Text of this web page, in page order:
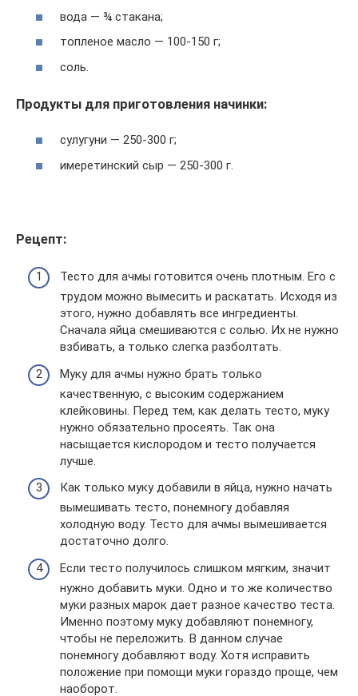
вода — ¾ стакана;
топленое масло — 100-150 г;
соль.
Продукты для приготовления начинки:
сулугуни — 250-300 г;
имеретинский сыр — 250-300 г.
Рецепт:
Тесто для ачмы готовится очень плотным. Его с
трудом можно вымесить и раскатать. Исходя из
этого, нужно добавлять все ингредиенты.
Сначала яйца смешиваются с солью. Их не нужно
взбивать, а только слегка разболтать.
Муку для ачмы нужно брать только
качественную, с высоким содержанием
клейковины. Перед тем, как делать тесто, муку
нужно обязательно просеять. Так она
насыщается кислородом и тесто получается
лучше.
Как только муку добавили в яйца, нужно начать
вымешивать тесто, понемногу добавляя
холодную воду. Тесто для ачмы вымешивается
достаточно долго.
Если тесто получилось слишком мягким, значит
нужно добавить муки. Одно и то же количество
муки разных марок дает разное качество теста.
Именно поэтому муку добавляют понемногу,
чтобы не переложить. В данном случае
понемногу добавляют воду. Хотя исправить
положение при помощи муки гораздо проще, чем
наоборот.